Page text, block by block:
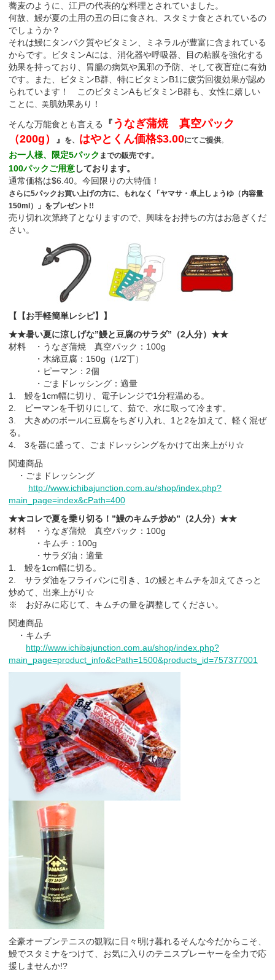
蕎麦のように、江戸の代表的な料理とされていました。
何故、鰻が夏の土用の丑の日に食され、スタミナ食とされているの
でしょうか？
それは鰻にタンパク質やビタミン、ミネラルが豊富に含まれている
からです。ビタミンAには、消化器や呼吸器、目の粘膜を強化する
効果を持っており、胃腸の病気や風邪の予防、そして夜盲症に有効
です。また、ビタミンB群、特にビタミンB1に疲労回復効果が認め
られています！ このビタミンAもビタミンB群も、女性に嬉しい
ことに 、美肌効果あり！
そんな万能食とも言える 『うなぎ蒲焼 真空パック
（200g）
』 を、 はやとくん価格$3.00にてご提供。
お一人様、限定5パック までの販売です。
100パックご用意しております。
通常価格は$6.40。今回限りの大特価！
さらに5パックお買い上げの方に、もれなく「ヤマサ・卓上しょうゆ（内容量
150ml）」をプレゼント!!
売り切れ次第終了となりますので、興味をお持ちの方はお急ぎくだ
さい。
【【お手軽簡単レシピ】】
★★暑い夏に涼しげな”鰻と豆腐のサラダ”（2人分）★★
材料 ・うなぎ蒲焼 真空パック：100g
・木綿豆腐：150g（1/2丁）
・ピーマン：2個
・ごまドレッシング：適量
1. 鰻を1cm幅に切り、電子レンジで1分程温める。
2. ピーマンを千切りにして、茹で、水に取って冷ます。
3. 大きめのボールに豆腐をちぎり入れ、1と2を加えて、軽く混ぜ
る。
4. 3を器に盛って、ごまドレッシングをかけて出来上がり☆
関連商品
・ごまドレッシング
http://www.ichibajunction.com.au/shop/index.php?
main_page=index&cPath=400
★★コレで夏を乗り切る！”鰻のキムチ炒め”（2人分）★★
材料 ・うなぎ蒲焼 真空パック：100g
・キムチ：100g
・サラダ油：適量
1. 鰻を1cm幅に切る。
2. サラダ油をフライパンに引き、1の鰻とキムチを加えてさっと
炒めて、出来上がり☆
※ お好みに応じて、キムチの量を調整してください。
関連商品
・キムチ
http://www.ichibajunction.com.au/shop/index.php?
main_page=product_info&cPath=1500&products_id=757377001
全豪オープンテニスの観戦に日々明け暮れるそんな今だからこそ、
鰻でスタミナをつけて、お気に入りのテニスプレーヤーを全力で応
援しませんか!?